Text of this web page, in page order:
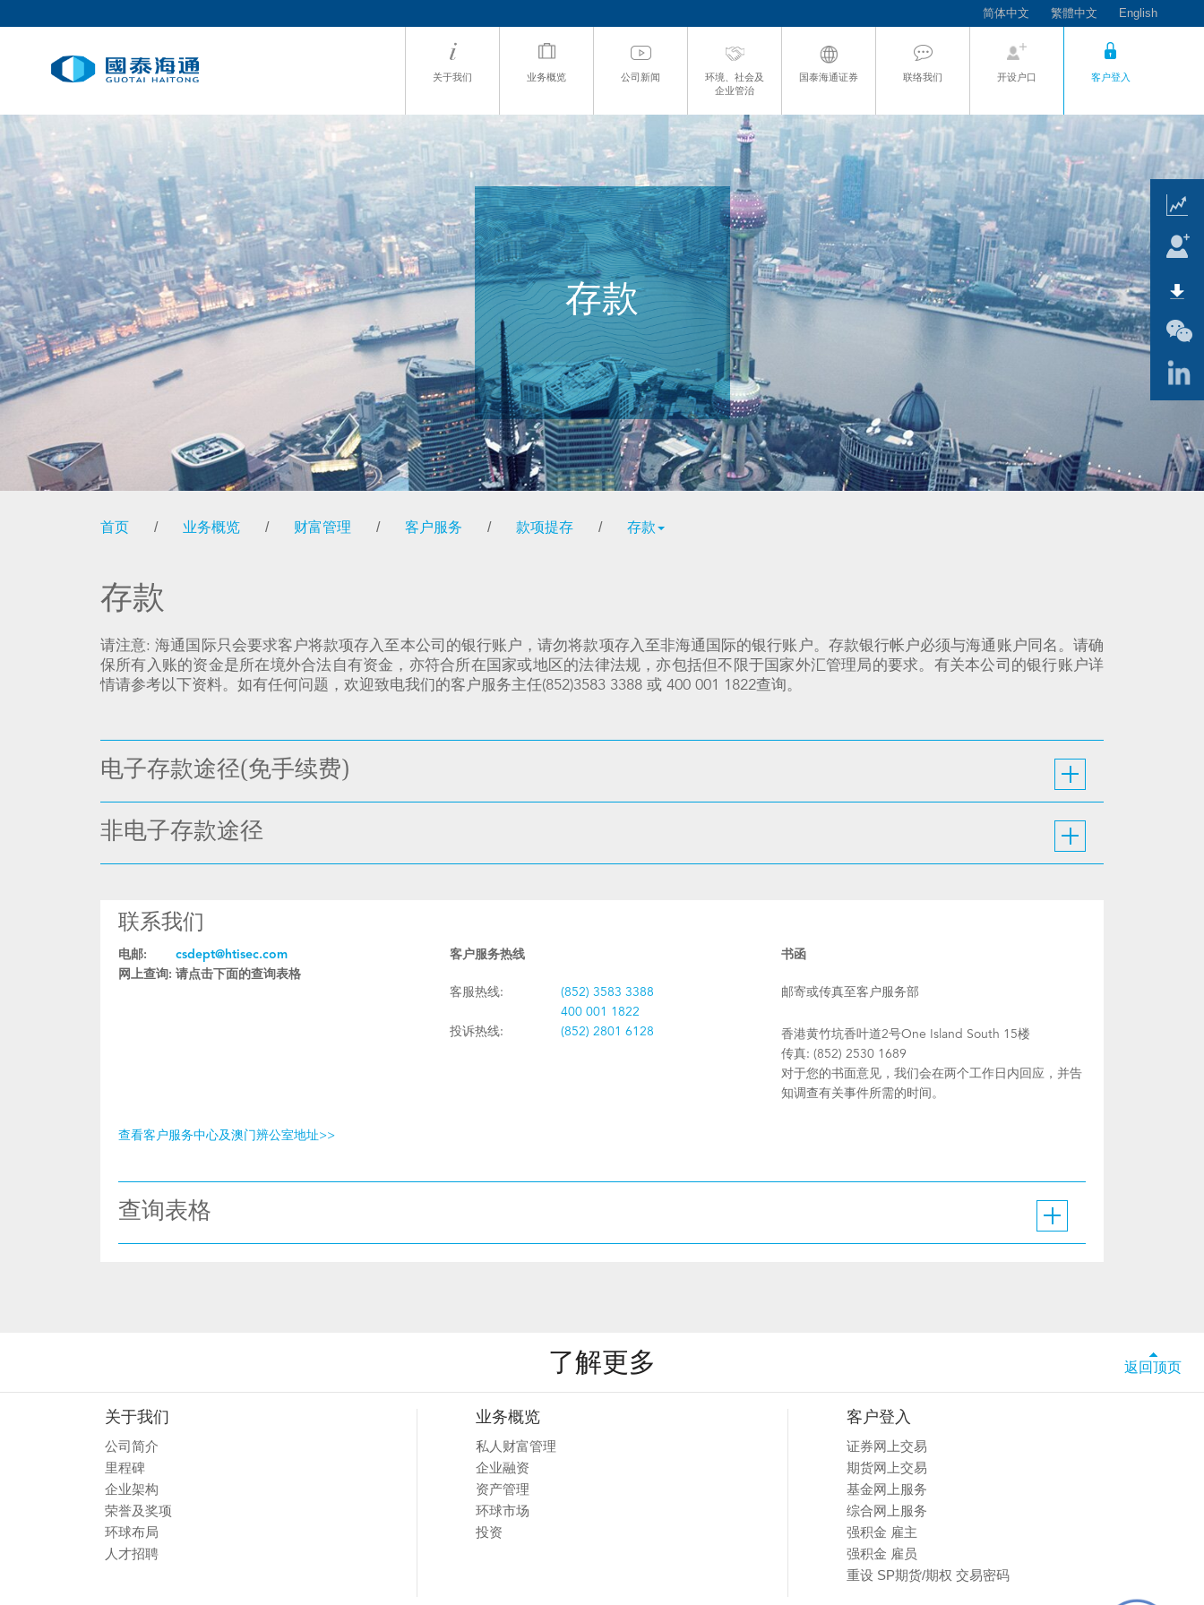
简体中文 繁體中文 English
关于我们 业务概览 公司新闻
环境、社会及
企业管治
国泰海通证券 联络我们 开设户口 客户登入
存款
首页 / 业务概览 / 财富管理 / 客户服务 / 款项提存 / 存款
存款
请注意: 海通国际只会要求客户将款项存入至本公司的银行账户，请勿将款项存入至非海通国际的银行账户。存款银行帐户必须与海通账户同名。请确
保所有入账的资金是所在境外合法自有资金，亦符合所在国家或地区的法律法规，亦包括但不限于国家外汇管理局的要求。有关本公司的银行账户详
情请参考以下资料。如有任何问题，欢迎致电我们的客户服务主任(852)3583 3388 或 400 001 1822查询。
电子存款途径(免手续费)
非电子存款途径
联系我们
电邮:
csdept@htisec.com
网上查询: 请点击下面的查询表格
客户服务热线
客服热线:
(852) 3583 3388
400 001 1822
投诉热线:
(852) 2801 6128
书函
邮寄或传真至客户服务部
香港黄竹坑香叶道2号One Island South 15楼
传真: (852) 2530 1689
对于您的书面意见，我们会在两个工作日内回应，并告
知调查有关事件所需的时间。
查看客户服务中心及澳门辨公室地址>>
查询表格
了解更多 返回顶页
关于我们
公司简介
里程碑
企业架构
荣誉及奖项
环球布局
人才招聘
业务概览
私人财富管理
企业融资
资产管理
环球市场
投资
客户登入
证券网上交易
期货网上交易
基金网上服务
综合网上服务
强积金 雇主
强积金 雇员
重设 SP期货/期权 交易密码